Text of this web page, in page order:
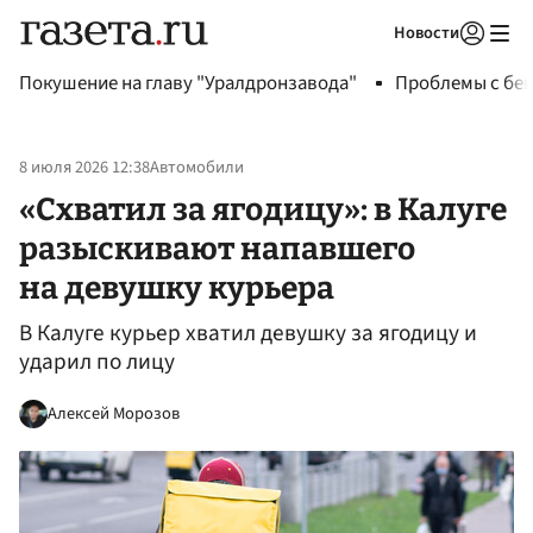
Новости
Покушение на главу "Уралдронзавода" Проблемы с
8 июля 2026 12:38Автомобили
«Схватил за ягодицу»: в Калуге
разыскивают напавшего
на девушку курьера
В Калуге курьер хватил девушку за ягодицу и
ударил по лицу
Алексей Морозов